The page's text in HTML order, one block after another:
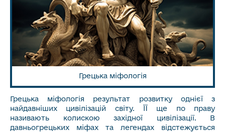
Грецька міфологія
Грецька міфологія результат розвитку однієї з
найдавніших цивілізацій світу. ЇЇ ще по праву
називають колискою західної цивілізації. В
давньогрецьких міфах та легендах відстежується